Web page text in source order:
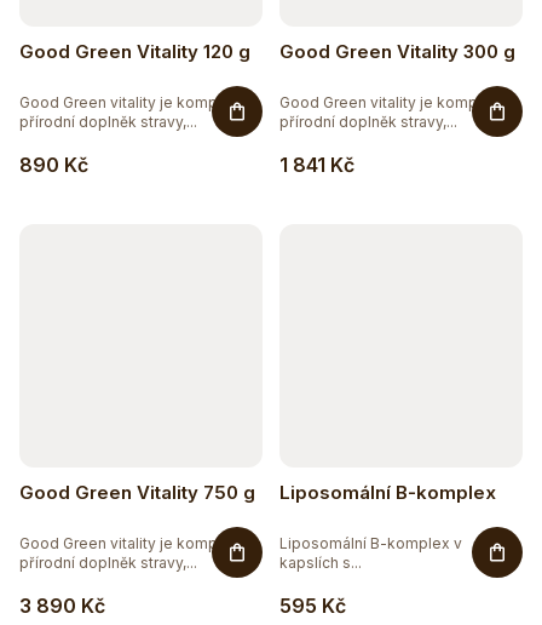
Good Green Vitality 120 g
890 Kč
Good Green vitality je komplexní
přírodní doplněk stravy,...
Good Green Vitality 300 g
1 841 Kč
Good Green vitality je komplexní
přírodní doplněk stravy,...
Good Green Vitality 750 g
3 890 Kč
Good Green vitality je komplexní
přírodní doplněk stravy,...
Liposomální B-komplex
595 Kč
Liposomální B-komplex v
kapslích s...